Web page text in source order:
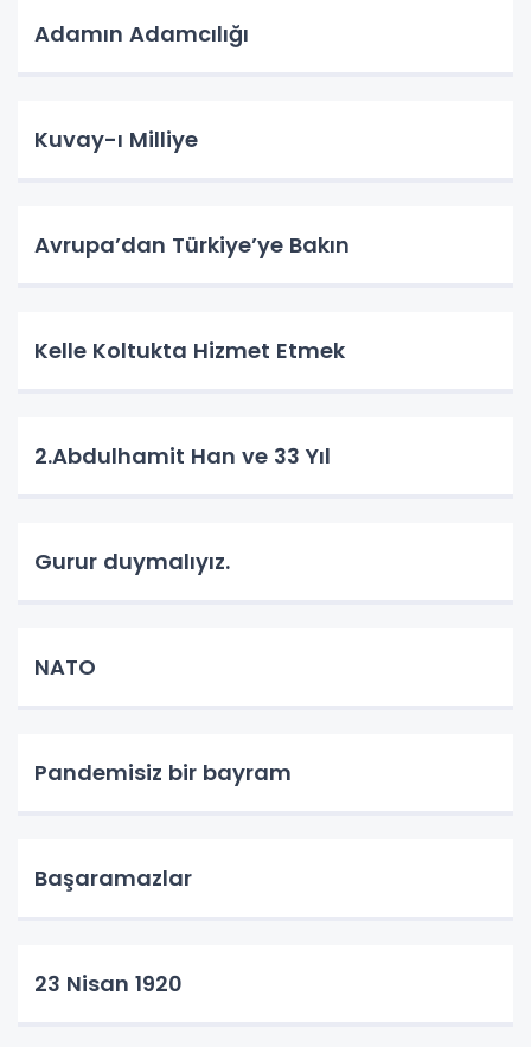
Adamın Adamcılığı
Kuvay-ı Milliye
Avrupa’dan Türkiye’ye Bakın
Kelle Koltukta Hizmet Etmek
2.Abdulhamit Han ve 33 Yıl
Gurur duymalıyız.
NATO
Pandemisiz bir bayram
Başaramazlar
23 Nisan 1920